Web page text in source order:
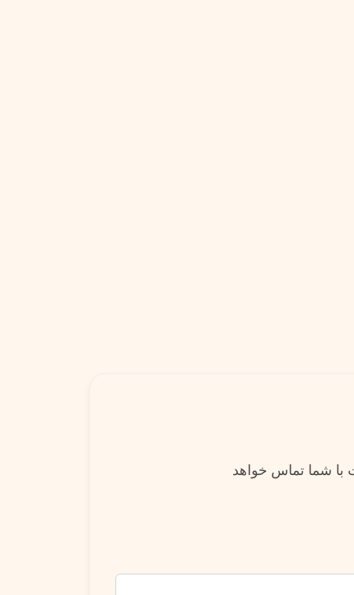
با شما تماس خواهد